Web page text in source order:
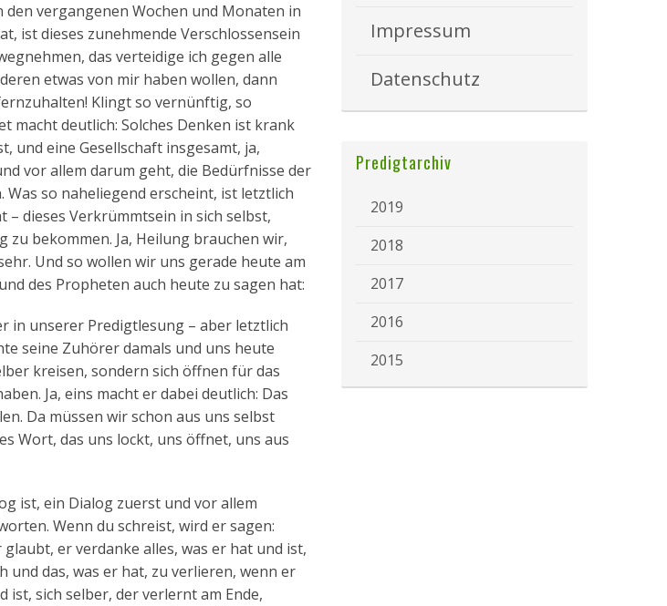
vergangenen Wochen und Monaten in
ist dieses zunehmende Verschlossensein
das verteidige ich gegen alle
etwas von mir haben wollen, dann
Klingt so vernünftig, so
macht deutlich: Solches Denken ist krank
und eine Gesellschaft insgesamt, ja,
vor allem darum geht, die Bedürfnisse der
so naheliegend erscheint, ist letztlich
– dieses Verkrümmtsein in sich selbst,
bekommen. Ja, Heilung brauchen wir,
Und so wollen wir uns gerade heute am
des Propheten auch heute zu sagen hat:
in unserer Predigtlesung – aber letztlich
seine Zuhörer damals und uns heute
kreisen, sondern sich öffnen für das
Ja, eins macht er dabei deutlich: Das
Da müssen wir schon aus uns selbst
Wort, das uns lockt, uns öffnet, uns aus
ist, ein Dialog zuerst und vor allem
Wenn du schreist, wird er sagen:
er verdanke alles, was er hat und ist,
und das, was er hat, zu verlieren, wenn er
ist, sich selber, der verlernt am Ende,
Impressum
Datenschutz
Predigtarchiv
2019
2018
2017
2016
2015